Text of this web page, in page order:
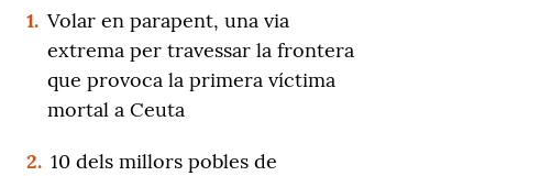
1. Volar en parapent, una via
extrema per travessar la frontera
que provoca la primera víctima
mortal a Ceuta
2. 10 dels millors pobles de